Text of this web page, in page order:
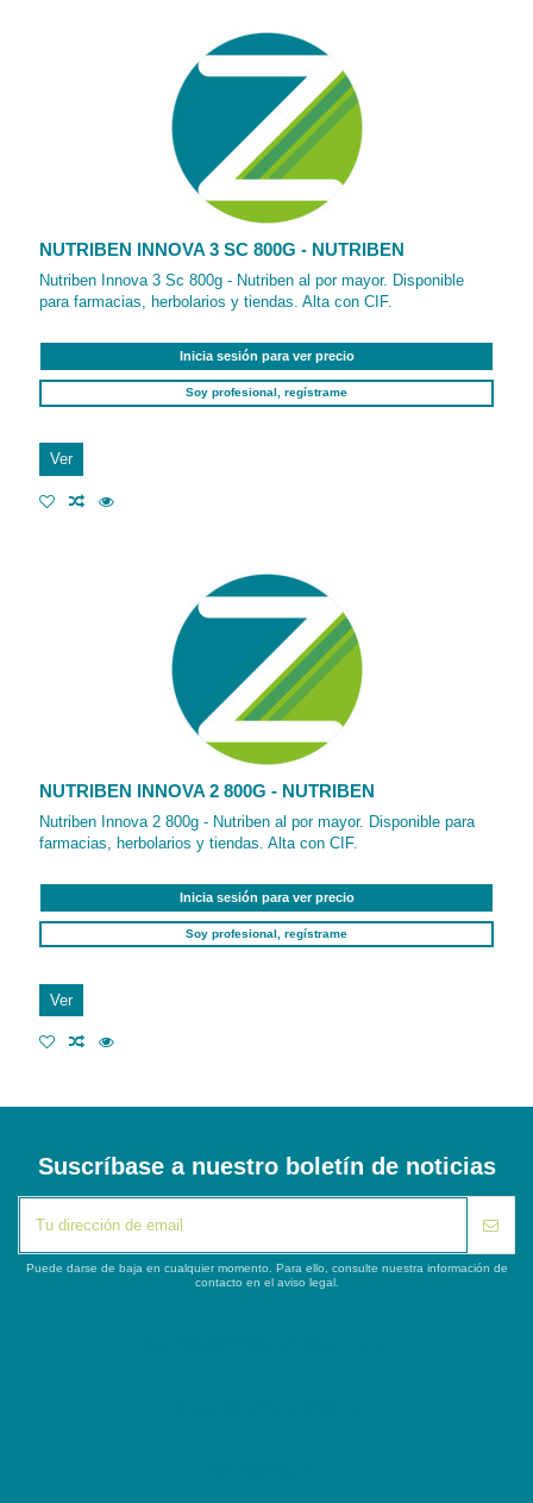
NUTRIBEN INNOVA 3 SC 800G - NUTRIBEN
Nutriben Innova 3 Sc 800g - Nutriben al por mayor. Disponible
para farmacias, herbolarios y tiendas. Alta con CIF.
Inicia sesión para ver precio
Soy profesional, regístrame
Ver
NUTRIBEN INNOVA 2 800G - NUTRIBEN
Nutriben Innova 2 800g - Nutriben al por mayor. Disponible para
farmacias, herbolarios y tiendas. Alta con CIF.
Inicia sesión para ver precio
Soy profesional, regístrame
Ver
Suscríbase a nuestro boletín de noticias
Puede darse de baja en cualquier momento. Para ello, consulte nuestra información de
contacto en el aviso legal.